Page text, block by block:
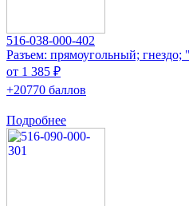
516-038-000-402
Разъем: прямоугольный;
от 1 385 ₽
+20770 баллов
Подробнее